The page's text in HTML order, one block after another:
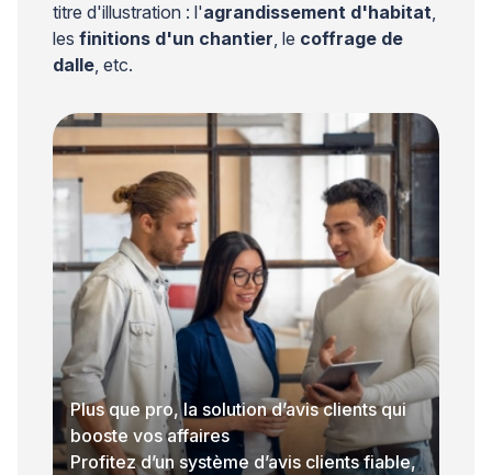
titre d'illustration : l'agrandissement d'habitat,
les finitions d'un chantier, le coffrage de
dalle, etc.
Plus que pro, la solution d’avis clients qui
booste vos affaires
Profitez d’un système d’avis clients fiable,